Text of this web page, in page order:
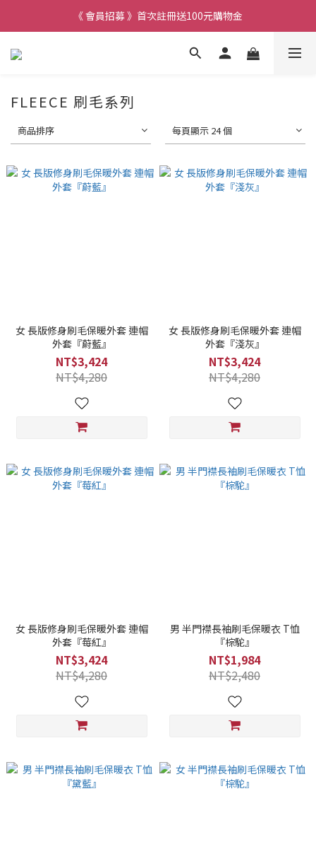
《 會員招募 》首次註冊送100元購物金
FLEECE 刷毛系列
商品排序 每頁顯示 24 個
女 長版修身刷毛保暖外套 連帽
外套『蔚藍』
NT$3,424
NT$4,280
女 長版修身刷毛保暖外套 連帽
外套『淺灰』
NT$3,424
NT$4,280
女 長版修身刷毛保暖外套 連帽
外套『莓紅』
NT$3,424
NT$4,280
男 半門襟長袖刷毛保暖衣 T恤
『棕駝』
NT$1,984
NT$2,480